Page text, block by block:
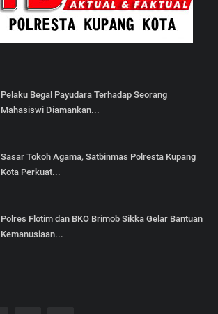
Pelaku Begal Payudara Terhadap Seorang
Mahasiswi Diamankan...
Sasar Tokoh Agama, Satbinmas Polresta Kupang
Kota Perkuat...
Polres Flotim dan BKO Brimob Sikka Gelar Bantuan
Kemanusiaan...